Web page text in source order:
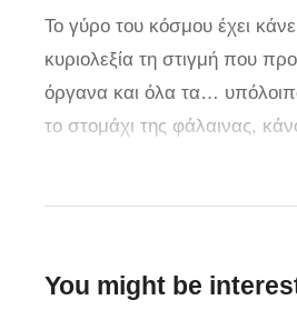
Το γύρο του κόσμου έχει
κυριολεξία τη στιγμή που
όργανα και όλα τα…
το στομάχι της φάλαινας,
Αυτή η φάλαινα είχε
του για έρευνα. » Το ζώο
You might be